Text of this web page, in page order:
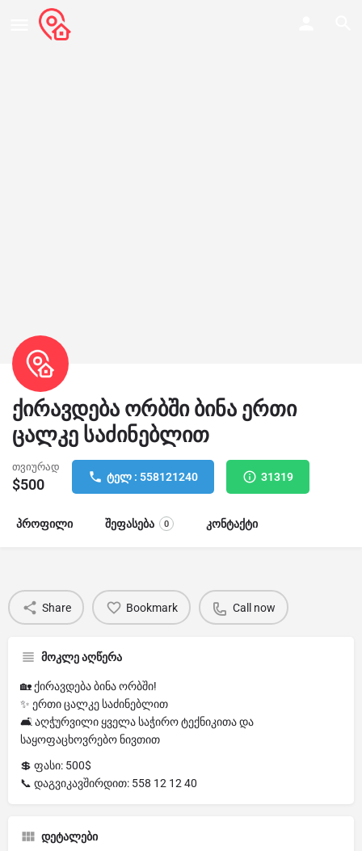
ქირავდება ორბში ბინა ერთი
ცალკე საძინებლით
თვიურად
$500 ტელ : 558121240 31319
პროფილი შეფასება 0 კონტაქტი
Share Bookmark Call now
მოკლე აღწერა
🏡 ქირავდება ბინა ორბში!
✨ ერთი ცალკე საძინებლით
🛋 აღჭურვილი ყველა საჭირო ტექნიკითა და
საყოფაცხოვრებო ნივთით
💲 ფასი: 500$
📞 დაგვიკავშირდით: 558 12 12 40
დეტალები